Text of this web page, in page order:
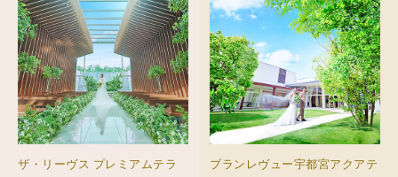
ザ・リーヴス プレミアムテラ
ブランレヴュー宇都宮アクアテ